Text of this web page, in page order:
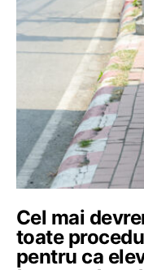
Cel mai
toate
pentru ca